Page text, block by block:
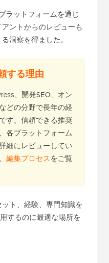
ラットフォームを通じ
ントからのレビューも
洞察を得ました。
する理由
、開発SEO、オン
どの分野で長年の経
す。信頼できる推奨
各プラットフォーム
細にレビューしてい
編集プロセスをご覧
ト、経験、専門知識を
するのに最適な場所を